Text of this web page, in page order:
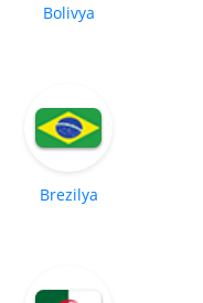
Bolivya
Brezilya